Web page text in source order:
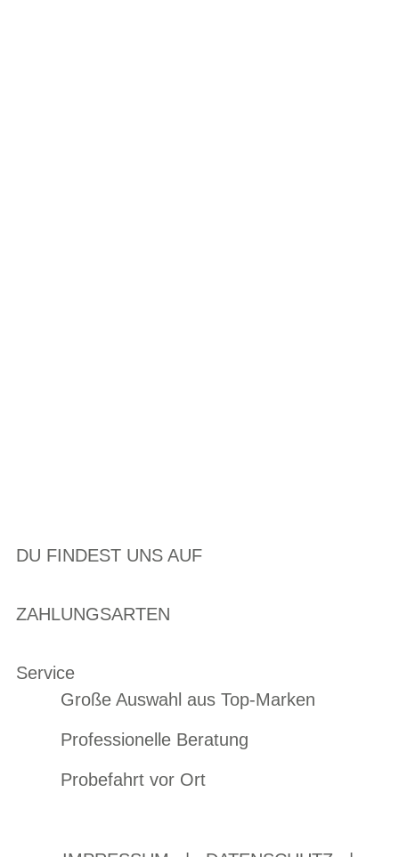
DU FINDEST UNS AUF
ZAHLUNGSARTEN
Service
Große Auswahl aus Top-Marken
Professionelle Beratung
Probefahrt vor Ort